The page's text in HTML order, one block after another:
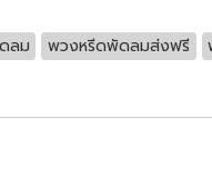
ลม พวงหรีดพัดลมส่งฟรี